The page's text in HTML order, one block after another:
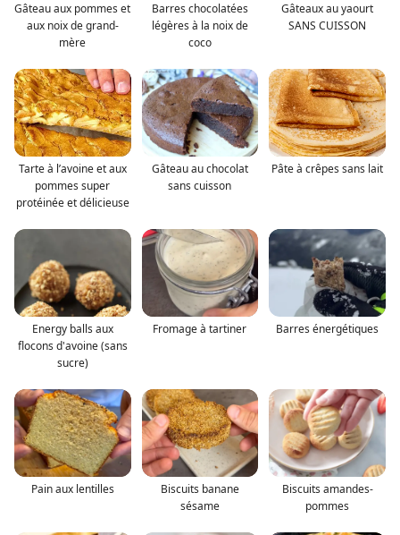
Gâteau aux pommes et
aux noix de grand-
mère
Barres chocolatées
légères à la noix de
coco
Gâteaux au yaourt
SANS CUISSON
Tarte à l’avoine et aux
pommes super
protéinée et délicieuse
Gâteau au chocolat
sans cuisson
Pâte à crêpes sans lait
Energy balls aux
flocons d'avoine (sans
sucre)
Fromage à tartiner Barres énergétiques
Pain aux lentilles
Biscuits banane
sésame
Biscuits amandes-
pommes